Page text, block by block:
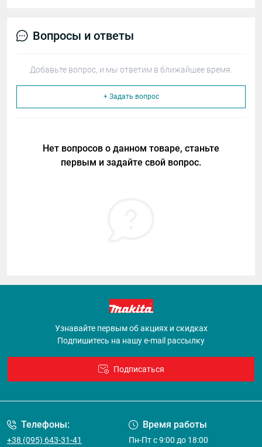
Вопросы и ответы
Добавьте вопрос, и мы ответим в ближайшее время.
+ Задать вопрос
Нет вопросов о данном товаре, станьте
первым и задайте свой вопрос.
Узнавайте первым об акциях и скидках
Подпишитесь на нашу e-mail рассылку
Подписаться
Телефоны:
+38 (095) 643-31-41
Время работы
Пн-Пт с 9:00 до 18:00